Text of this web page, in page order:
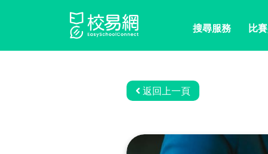
搜尋服務 比
返回上一頁